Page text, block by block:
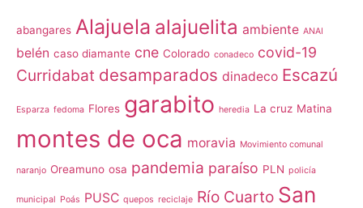
abangares Alajuela alajuelita ambiente ANAI
belén caso diamante cne Colorado conadeco covid-19
Curridabat desamparados dinadeco Escazú
Esparza fedoma Flores garabito heredia La cruz Matina
montes de oca moravia Movimiento comunal
naranjo Oreamuno osa pandemia paraíso PLN policía
municipal Poás PUSC quepos reciclaje Río Cuarto San